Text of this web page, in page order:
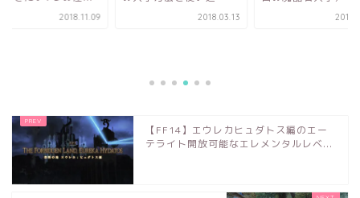
2018.11.09 2018.03.13
【FF14】エウレカヒュダトス編のエー
テライト開放可能なエレメンタルレベ...